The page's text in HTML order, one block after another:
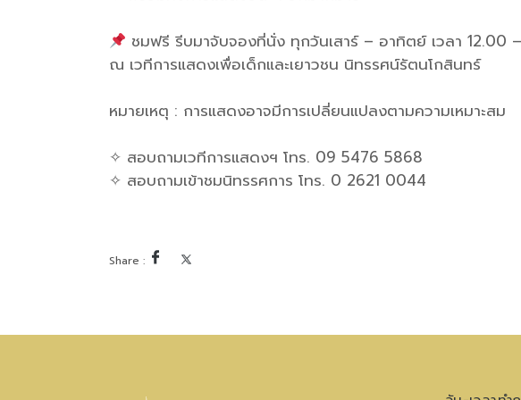
ชมฟรี รีบมาจับจองที่นั่ง ทุกวันเสาร์ – อาทิตย์ เวลา 12.00
ณ เวทีการแสดงเพื่อเด็กและเยาวชน นิทรรศน์รัตนโกสินทร์
หมายเหตุ : การแสดงอาจมีการเปลี่ยนแปลงตามความเหมาะสม
✧ สอบถามเวทีการแสดงฯ โทร. 09 5476 5868
✧ สอบถามเข้าชมนิทรรศการ โทร. 0 2621 0044